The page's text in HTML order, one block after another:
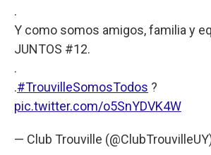
.
Y como somos amigos, familia y
JUNTOS #12.
.
.#TrouvilleSomosTodos ?
pic.twitter.com/o5SnYDVK4W
— Club Trouville